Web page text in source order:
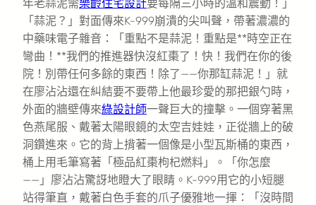
年老蒜泥需樂齡住宅設計要每隔三小時的溫和震動！」
「蒜泥？」對面傳來K-999崩潰的尖叫聲，帶著濃濃的
中藥味電子雜音：「重點不是蒜泥！重點是**時空正在
彎曲！**我們的推進器快沒紅棗了！快！我們在你的後
院！別帶任何多餘的東西！除了——你那缸蒜泥！」就
在廖沾沾還在糾結要不要帶上他最珍愛的那把銀勺時，
外面的牆壁傳來綠設計師一聲巨大的撞擊。一個穿著黑
色燕尾服、戴著太陽眼鏡的太空吉娃娃，正從牆上的破
洞鑽進來。它的背上揹著一個像是小型瓦斯桶的東西，
桶上用毛筆寫著「極品紅棗枸杞燃料」。「你怎麼
——」廖沾沾驚訝地瞪大了眼睛。K-999用它的小短腿
站得筆直，戴著白色手套的爪子優雅地一揮：「沒時間